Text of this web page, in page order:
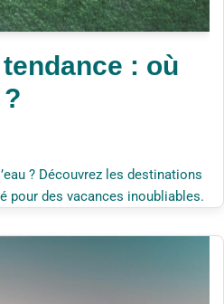
: où
? Découvrez les destinations
pour des vacances inoubliables.